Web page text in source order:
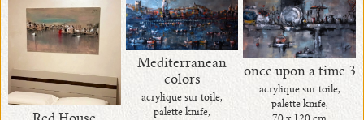
Mediterranean
colors
acrylique sur toile,
palette knife,
once upon a time 3
acrylique sur toile,
palette knife,